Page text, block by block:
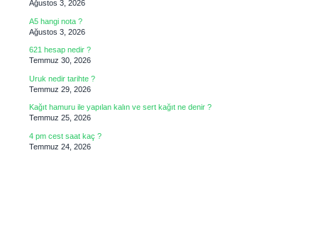
Ağustos 3, 2026
A5 hangi nota ?
Ağustos 3, 2026
621 hesap nedir ?
Temmuz 30, 2026
Uruk nedir tarihte ?
Temmuz 29, 2026
Kağıt hamuru ile yapılan kalın ve sert kağıt ne denir ?
Temmuz 25, 2026
4 pm cest saat kaç ?
Temmuz 24, 2026